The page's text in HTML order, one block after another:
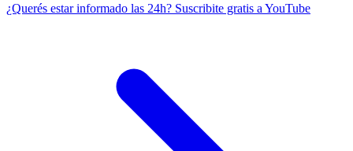
¿Querés estar informado las 24h? Suscribite gratis a YouTube